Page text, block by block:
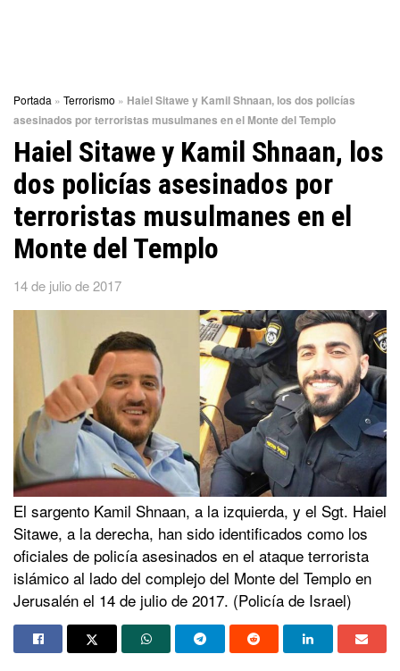
Portada » Terrorismo » Haiel Sitawe y Kamil Shnaan, los dos policías
asesinados por terroristas musulmanes en el Monte del Templo
Haiel Sitawe y Kamil Shnaan, los
dos policías asesinados por
terroristas musulmanes en el
Monte del Templo
14 de julio de 2017
El sargento Kamil Shnaan, a la izquierda, y el Sgt. Haiel
Sitawe, a la derecha, han sido identificados como los
oficiales de policía asesinados en el ataque terrorista
islámico al lado del complejo del Monte del Templo en
Jerusalén el 14 de julio de 2017. (Policía de Israel)